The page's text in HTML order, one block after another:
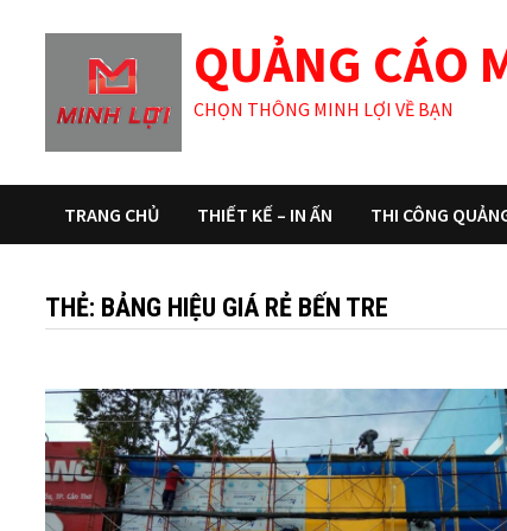
QUẢNG CÁO
CHỌN THÔNG MINH LỢI VỀ BẠN
TRANG CHỦ THIẾT KẾ – IN ẤN THI CÔNG
THẺ: BẢNG HIỆU GIÁ RẺ BẾN TRE